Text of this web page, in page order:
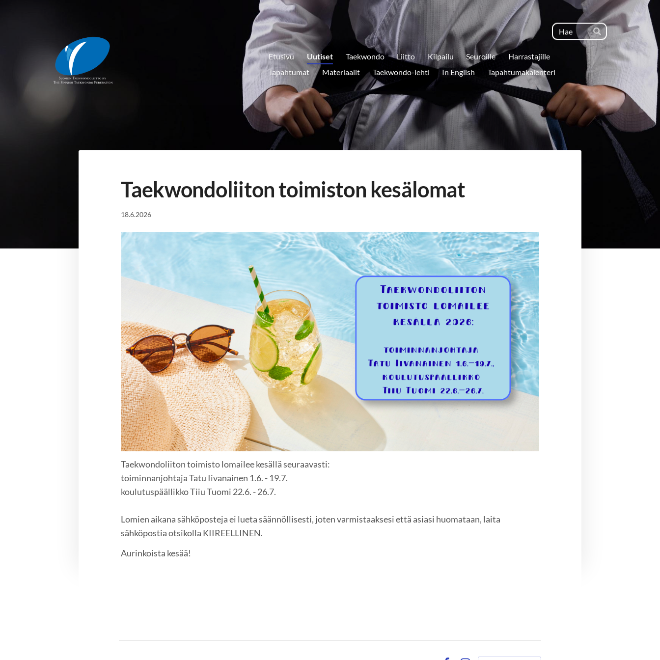
Haku
Hae
Suomen Taekwondoliitto ry
Etusivu Uutiset Taekwondo Liitto Kilpailu Seuroille
Harrastajille
Tapahtumat
Materiaalit Taekwondo-lehti In English Tapahtumakalenteri
Taekwondoliiton toimiston kesälomat
18.6.2026
Taekwondoliiton toimisto lomailee kesällä seuraavasti:
toiminnanjohtaja Tatu Iivanainen 1.6. - 19.7.
koulutuspäällikko Tiiu Tuomi 22.6. - 26.7.
Lomien aikana sähköposteja ei lueta säännöllisesti, joten varmistaaksesi että asiasi huomataan, laita
sähköpostia otsikolla KIIREELLINEN.
Aurinkoista kesää!